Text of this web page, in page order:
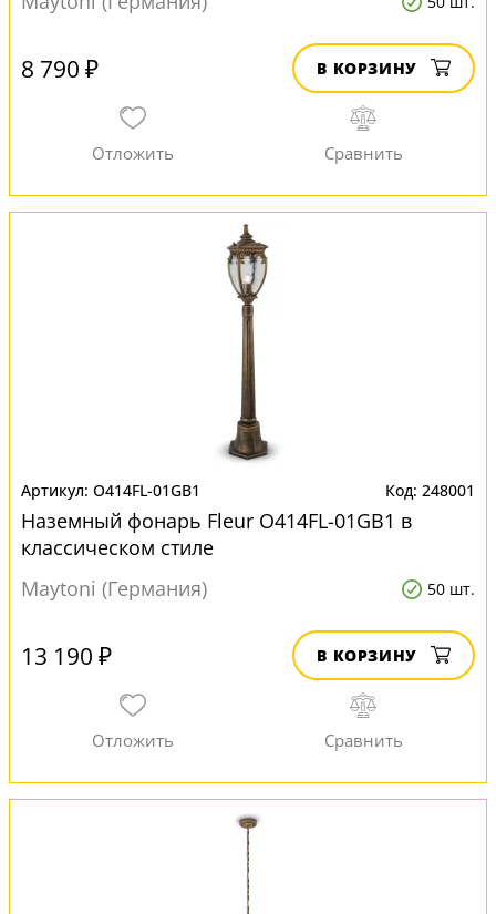
8 790 ₽ В КОРЗИНУ
O414FL-01GB1 248001
Наземный фонарь Fleur O414FL-01GB1 в
классическом стиле
Maytoni (Германия)
50 шт.
13 190 ₽ В КОРЗИНУ